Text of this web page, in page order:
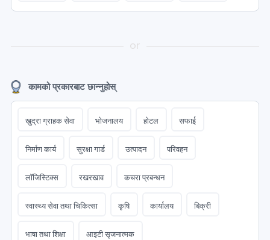
or
कामको प्रकारबाट छान्नुहोस्
खुद्रा ग्राहक सेवा भोजनालय होटल सफाई
निर्माण कार्य सुरक्षा गार्ड उत्पादन परिवहन
लॉजिस्टिक्स रखरखाव कचरा प्रबन्धन
स्वास्थ्य सेवा तथा चिकित्सा कृषि कार्यालय बिक्री
भाषा तथा शिक्षा आइटी सृजनात्मक